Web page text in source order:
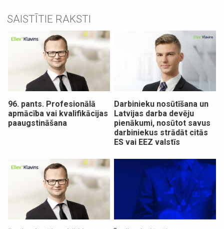
SAISTĪTIE RAKSTI
96. pants. Profesionālā
apmācība vai kvalifikācijas
paaugstināšana
Darbinieku nosūtīšana un
Latvijas darba devēju
pienākumi, nosūtot savus
darbiniekus strādāt citās
ES vai EEZ valstīs